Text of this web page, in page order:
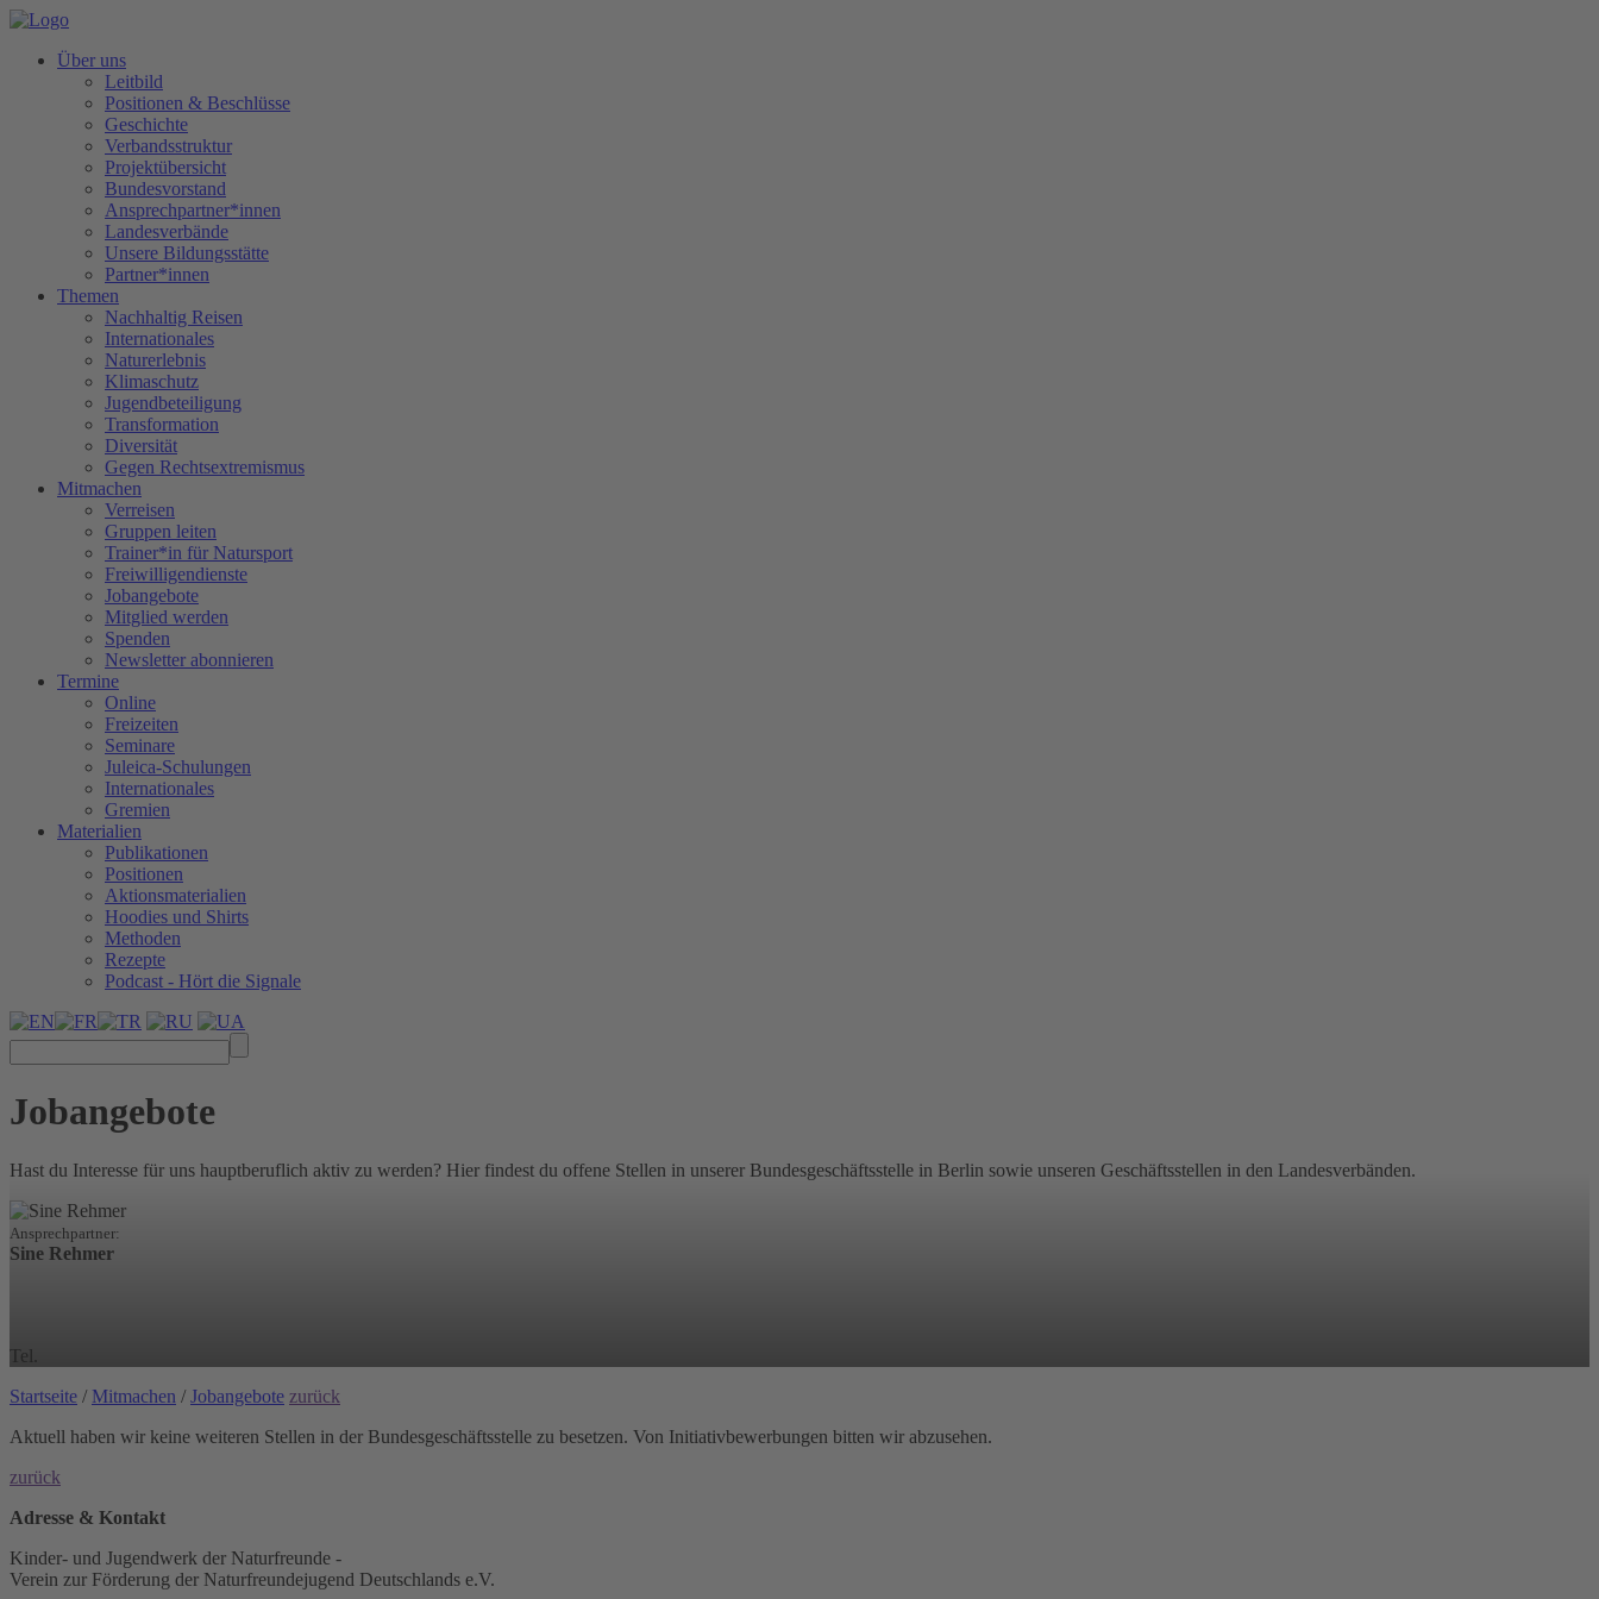
Über uns
Leitbild
Positionen & Beschlüsse
Geschichte
Verbandsstruktur
Projektübersicht
Bundesvorstand
Ansprechpartner*innen
Landesverbände
Unsere Bildungsstätte
Partner*innen
Themen
Nachhaltig Reisen
Internationales
Naturerlebnis
Klimaschutz
Jugendbeteiligung
Transformation
Diversität
Gegen Rechtsextremismus
Mitmachen
Verreisen
Gruppen leiten
Trainer*in für Natursport
Freiwilligendienste
Jobangebote
Mitglied werden
Spenden
Newsletter abonnieren
Termine
Online
Freizeiten
Seminare
Juleica-Schulungen
Internationales
Gremien
Materialien
Publikationen
Positionen
Aktionsmaterialien
Hoodies und Shirts
Methoden
Rezepte
Podcast - Hört die Signale
Jobangebote
Hast du Interesse für uns hauptberuflich aktiv zu werden? Hier findest du offene Stellen in unserer Bundesgeschäftsstelle in Berlin sowie unseren Geschäftsstellen in den Landesverbänden.
Ansprechpartner:
Sine Rehmer
Tel.
Startseite / Mitmachen / Jobangebote zurück
Aktuell haben wir keine weiteren Stellen in der Bundesgeschäftsstelle zu besetzen. Von Initiativbewerbungen bitten wir abzusehen.
zurück
Adresse & Kontakt
Kinder- und Jugendwerk der Naturfreunde -
Verein zur Förderung der Naturfreundejugend Deutschlands e.V.